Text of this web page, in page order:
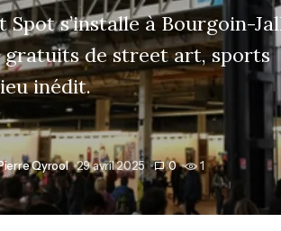
s’installe à Bourgoin-
gratuits de street art, sports
inédit.
Qyrool 29 avril 2025 0 1